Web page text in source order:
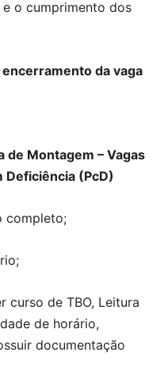
o cumprimento dos
da vaga
de Montagem – Vagas
Deficiência (PcD)
completo;
curso de TBO, Leitura
de horário,
documentação